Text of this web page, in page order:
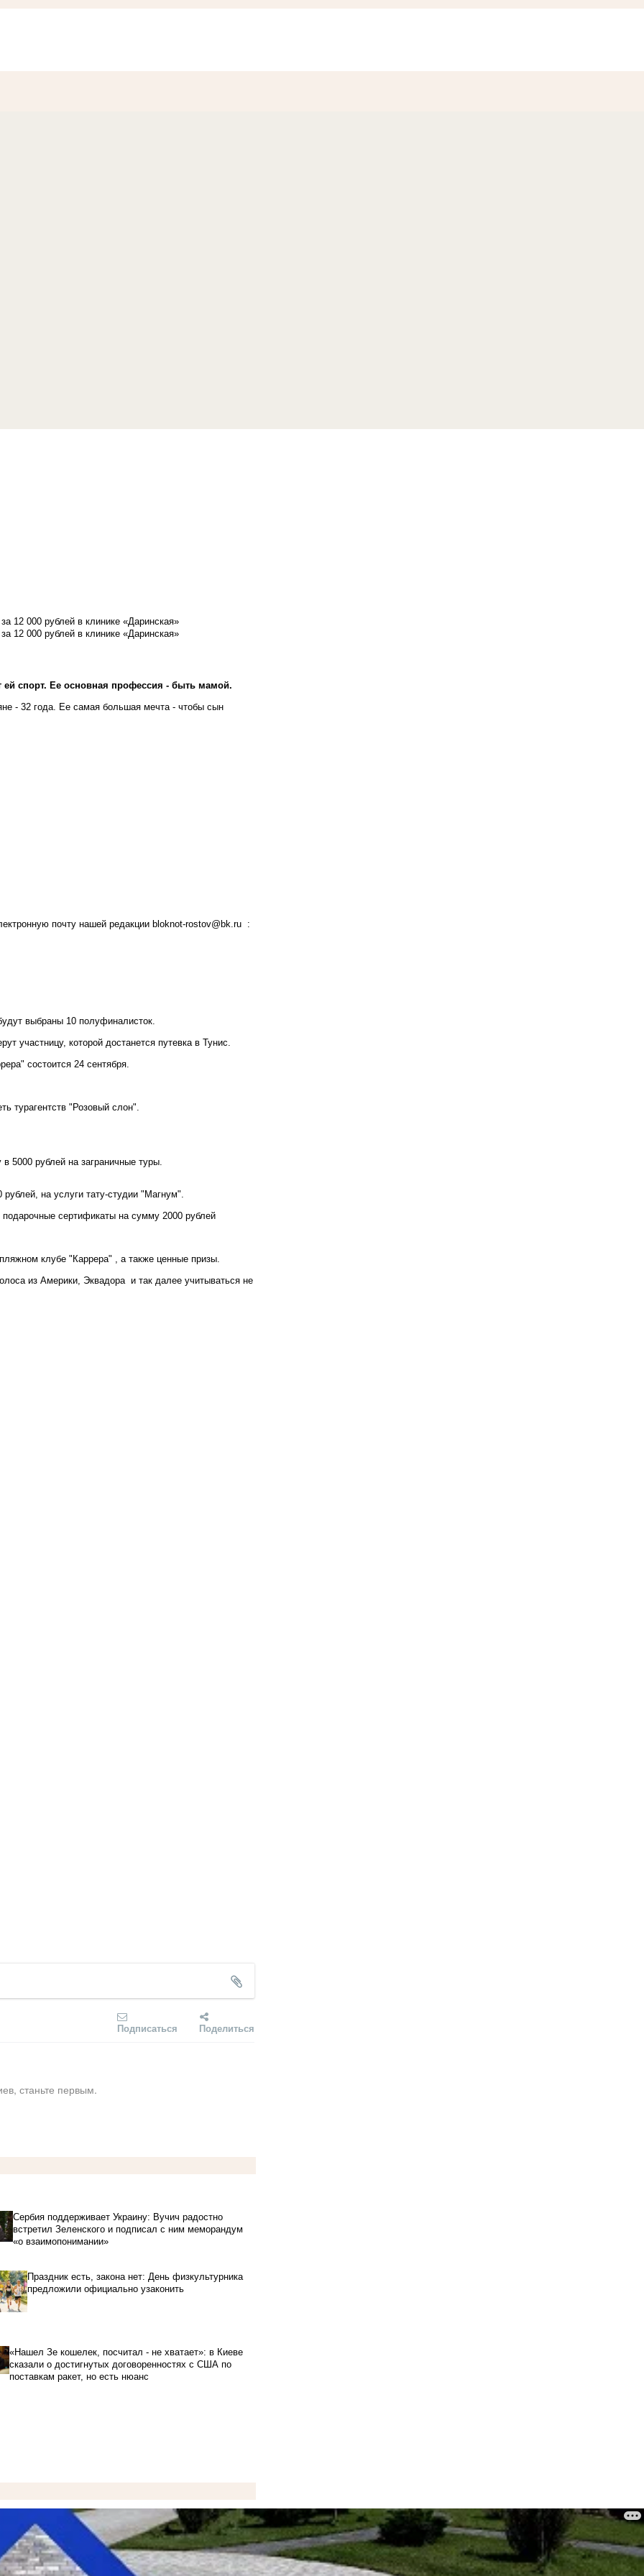
12 000 рублей в клинике «Даринская»
12 000 рублей в клинике «Даринская»
ей спорт. Ее основная профессия - быть мамой.
- 32 года. Ее самая большая мечта - чтобы сын
почту нашей редакции bloknot-rostov@bk.ru :
выбраны 10 полуфиналисток.
участницу, которой достанется путевка в Тунис.
состоится 24 сентября.
турагентств "Розовый слон".
5000 рублей на заграничные туры.
на услуги тату-студии "Магнум".
сертификаты на сумму 2000 рублей
клубе "Каррера" , а также ценные призы.
из Америки, Эквадора и так далее учитываться не
Подписаться Поделиться
станьте первым.
Сербия поддерживает Украину: Вучич радостно
встретил Зеленского и подписал с ним меморандум
«о взаимопонимании»
Праздник есть, закона нет: День физкультурника
предложили официально узаконить
«Нашел Зе кошелек, посчитал - не хватает»: в Киеве
сказали о достигнутых договоренностях с США по
поставкам ракет, но есть нюанс